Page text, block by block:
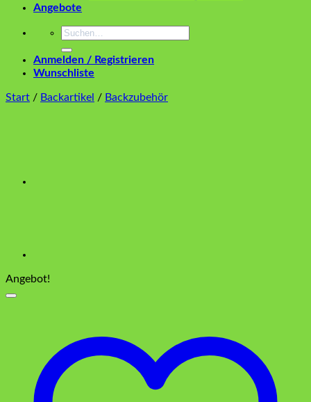
Angebote
Suchen
Anmelden / Registrieren
Wunschliste
Start / Backartikel / Backzubehör
Angebot!